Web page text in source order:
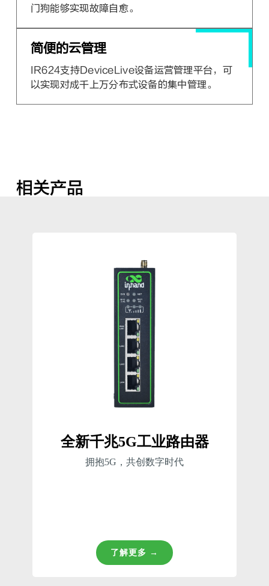
门狗能够实现故障自愈。
简便的云管理
IR624支持DeviceLive设备运营管理平台，可
以实现对成千上万分布式设备的集中管理。
相关产品
全新千兆5G工业路由器
拥抱5G，共创数字时代
了解更多 →